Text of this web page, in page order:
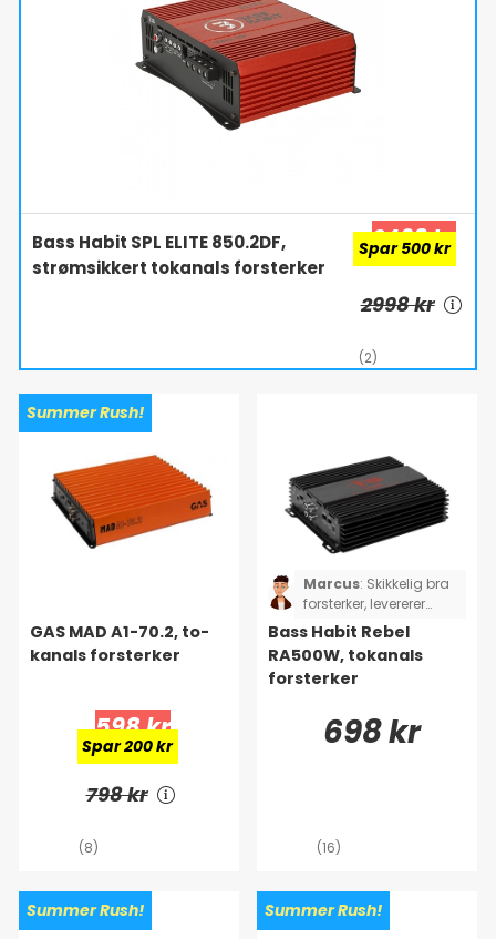
Bass Habit SPL ELITE 850.2DF,
strømsikkert tokanals forsterker
2498 kr
Spar 500 kr
2998 kr
(2)
Summer Rush!
GAS MAD A1-70.2, to-
kanals forsterker
598 kr
Spar 200 kr
798 kr
(8)
Marcus: Skikkelig bra
forsterker, levererer
godt med effekt og
Bass Habit Rebel
RA500W, tokanals
forsterker
698 kr
(16)
Summer Rush! Summer Rush!